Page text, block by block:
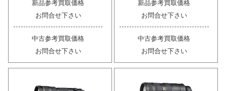
新品参考買取価格
お問合せ下さい
中古参考買取価格
お問合せ下さい
新品参考買取価格
お問合せ下さい
中古参考買取価格
お問合せ下さい